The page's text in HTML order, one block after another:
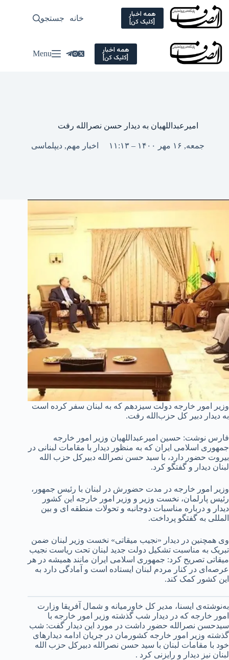
Skip
content
همه اخبار
[کلیک کن] خانه سیاسی
جستجو
همه اخبار
[کلیک کن] Menu
امیرعبداللهیان به دیدار حسن نصرالله رفت
جمعه, ۱۶ مهر ۱۴۰۰ – ۱۱:۱۳ اخبار مهم, دیپلماسی
وزیر امور خارجه دولت سیزدهم که به لبنان سفر کرده است
به دیدار دبیر کل حزب‌الله رفت.
فارس نوشت: حسین امیرعبداللهیان وزیر امور خارجه
جمهوری اسلامی ایران که به منظور دیدار با مقامات لبنانی در
بیروت حضور دارد، با سید حسن نصرالله دبیرکل حزب الله
لبنان دیدار و گفتگو کرد.
وزیر امور خارجه در مدت حضورش در لبنان با رئیس جمهور،
رئیس پارلمان، نخست وزیر و وزیر امور خارجه این کشور
دیدار و درباره مناسبات دوجانبه و تحولات منطقه ای و بین
المللی به گفتگو پرداخت.
وی همچنین در دیدار «نجیب میقاتی» نخست وزیر لبنان ضمن
تبریک به مناسبت تشکیل دولت جدید لبنان تحت ریاست نجیب
میقاتی تصریح کرد: جمهوری اسلامی ایران مانند همیشه در هر
عرصه‌ای در کنار مردم لبنان ایستاده است و آمادگی دارد به
این کشور کمک کند.
به‌نوشته‌ی ایسنا، مدیر کل خاورمیانه و شمال آفریقا وزارت
امور خارجه که در دیدار شب گذشته وزیر امور خارجه با
سیدحسن نصرالله حضور داشت در مورد این دیدار گفت: شب
گذشته وزیر امور خارجه کشورمان در جریان ادامه دیدارهای
خود با مقامات لبنان با سید حسن نصرالله دبیرکل حزب الله
لبنان نیز دیدار و رایزنی کرد .